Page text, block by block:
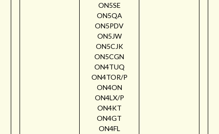
ON5SE
ON5QA
ON5PDV
ON5JW
ON5CJK
ON5CGN
ON4TUQ
ON4TOR/P
ON4ON
ON4LX/P
ON4KT
ON4GT
ON4FL